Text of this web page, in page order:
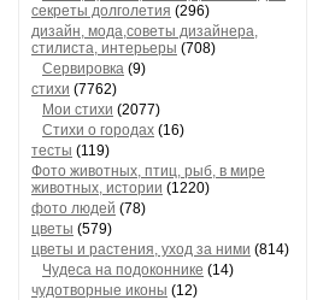
секреты долголетия (296)
дизайн, мода,советы дизайнера,
стилиста, интерьеры (708)
Сервировка (9)
стихи (7762)
Мои стихи (2077)
Стихи о городах (16)
тесты (119)
Фото животных, птиц, рыб, в мире
животных, истории (1220)
фото людей (78)
цветы (579)
цветы и растения, уход за ними (814)
Чудеса на подоконнике (14)
чудотворные иконы (12)